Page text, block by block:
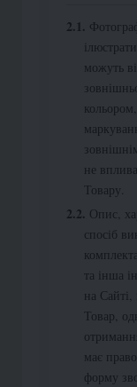
можуть
не
Товару.
Опис,
спосіб
та інша
на
Товар,
має
форму